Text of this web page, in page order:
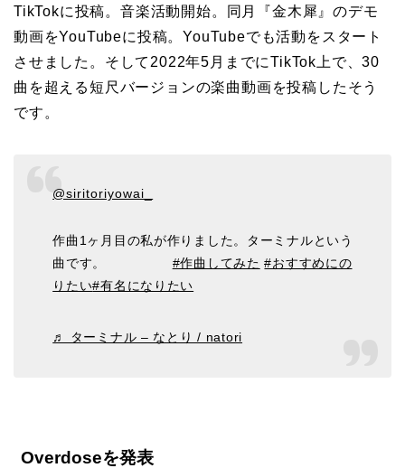
TikTokに投稿。音楽活動開始。同月『金木犀』のデモ
動画をYouTubeに投稿。YouTubeでも活動をスタート
させました。そして2022年5月までにTikTok上で、30
曲を超える短尺バージョンの楽曲動画を投稿したそう
です。
@siritoriyowai_
作曲1ヶ月目の私が作りました。ターミナルという
曲です。 #作曲してみた #おすすめにの
りたい#有名になりたい
♬ ターミナル – なとり / natori
Overdoseを発表